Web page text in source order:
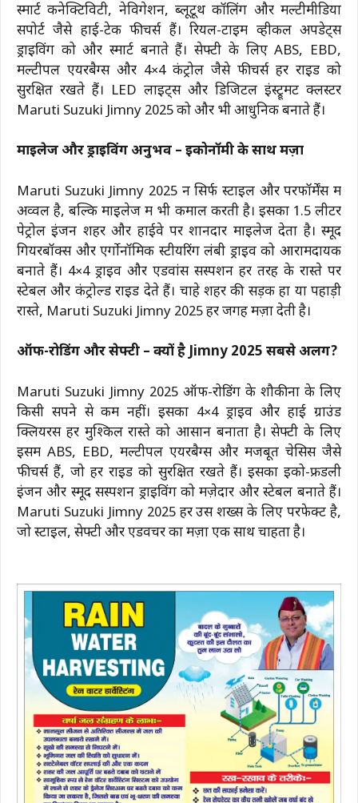
स्मार्ट कनेक्टिविटी, नेविगेशन, ब्लूटूथ कॉलिंग और मल्टीमीडिया
सपोर्ट जैसे हाई-टेक फीचर्स हैं। रियल-टाइम व्हीकल अपडेट्स
ड्राइविंग को और स्मार्ट बनाते हैं। सेफ्टी के लिए ABS, EBD,
मल्टीपल एयरबैग्स और 4×4 कंट्रोल जैसे फीचर्स हर राइड को
सुरक्षित रखते हैं। LED लाइट्स और डिजिटल इंस्ट्रूमेंट क्लस्टर
Maruti Suzuki Jimny 2025 को और भी आधुनिक बनाते हैं।
माइलेज और ड्राइविंग अनुभव – इकोनॉमी के साथ मज़ा
Maruti Suzuki Jimny 2025 न सिर्फ स्टाइल और परफॉर्मेंस में
अव्वल है, बल्कि माइलेज में भी कमाल करती है। इसका 1.5 लीटर
पेट्रोल इंजन शहर और हाईवे पर शानदार माइलेज देता है। स्मूद
गियरबॉक्स और एर्गोनॉमिक स्टीयरिंग लंबी ड्राइव को आरामदायक
बनाते हैं। 4×4 ड्राइव और एडवांस सस्पेंशन हर तरह के रास्ते पर
स्टेबल और कंट्रोल्ड राइड देते हैं। चाहे शहर की सड़कें हों या पहाड़ी
रास्ते, Maruti Suzuki Jimny 2025 हर जगह मज़ा देती है।
ऑफ-रोडिंग और सेफ्टी – क्यों है Jimny 2025 सबसे अलग?
Maruti Suzuki Jimny 2025 ऑफ-रोडिंग के शौकीनों के लिए
किसी सपने से कम नहीं। इसका 4×4 ड्राइव और हाई ग्राउंड
क्लियरेंस हर मुश्किल रास्ते को आसान बनाता है। सेफ्टी के लिए
इसमें ABS, EBD, मल्टीपल एयरबैग्स और मजबूत चेसिस जैसे
फीचर्स हैं, जो हर राइड को सुरक्षित रखते हैं। इसका इको-फ्रेंडली
इंजन और स्मूद सस्पेंशन ड्राइविंग को मज़ेदार और स्टेबल बनाते हैं।
Maruti Suzuki Jimny 2025 हर उस शख्स के लिए परफेक्ट है,
जो स्टाइल, सेफ्टी और एडवेंचर का मज़ा एक साथ चाहता है।